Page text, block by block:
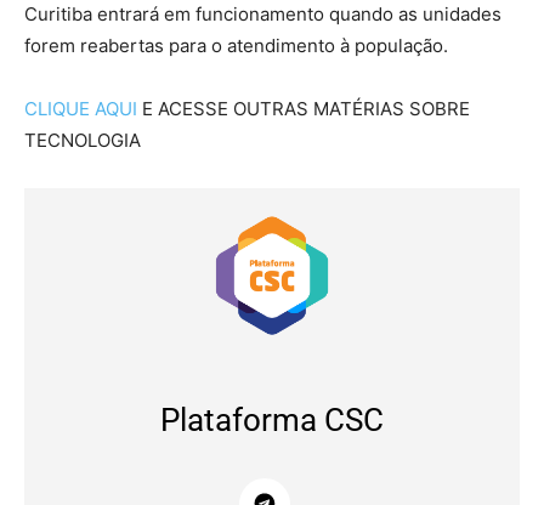
Curitiba entrará em funcionamento quando as unidades
forem reabertas para o atendimento à população.
CLIQUE AQUI E ACESSE OUTRAS MATÉRIAS SOBRE
TECNOLOGIA
Plataforma CSC